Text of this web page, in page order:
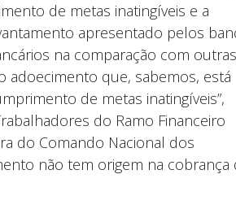
de metas inatingíveis e a
apresentado pelos
na comparação com outras
adoecimento que, sabemos, está
de metas inatingíveis”,
do Ramo Financeiro
do Comando Nacional dos
não tem origem na cobrança